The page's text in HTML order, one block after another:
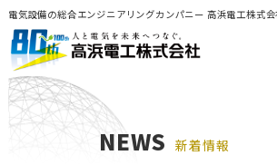
電気設備の総合エンジニアリングカンパニー 高浜電工株式
NEWS 新着情報